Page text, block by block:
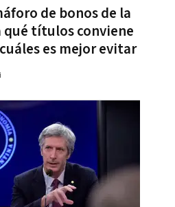
de bonos de la
qué títulos conviene
es mejor evitar